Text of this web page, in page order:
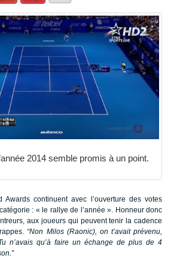
2014 semble promis à un point.
Awards continuent avec l’ouverture des votes
: « le rallye de l’année ». Honneur donc
aux joueurs qui peuvent tenir la cadence
“Non Milos (Raonic), on t’avait prévenu,
n’avais qu’à faire un échange de plus de 4